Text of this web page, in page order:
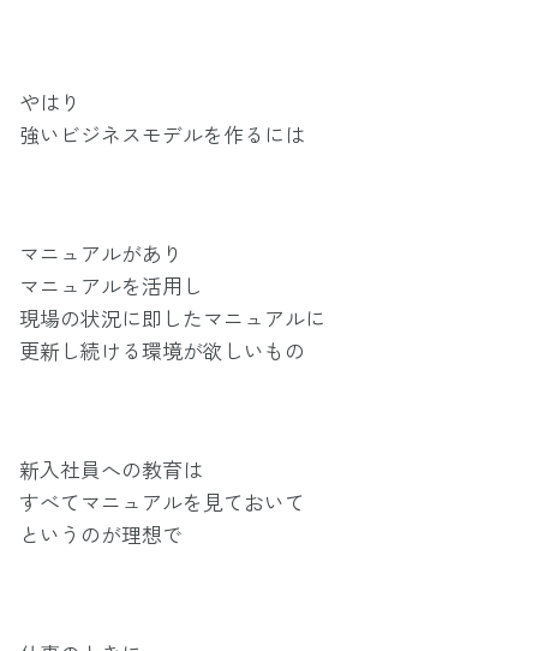
やはり
強いビジネスモデルを作るには
マニュアルがあり
マニュアルを活用し
現場の状況に即したマニュアルに
更新し続ける環境が欲しいもの
新入社員への教育は
すべてマニュアルを見ておいて
というのが理想で